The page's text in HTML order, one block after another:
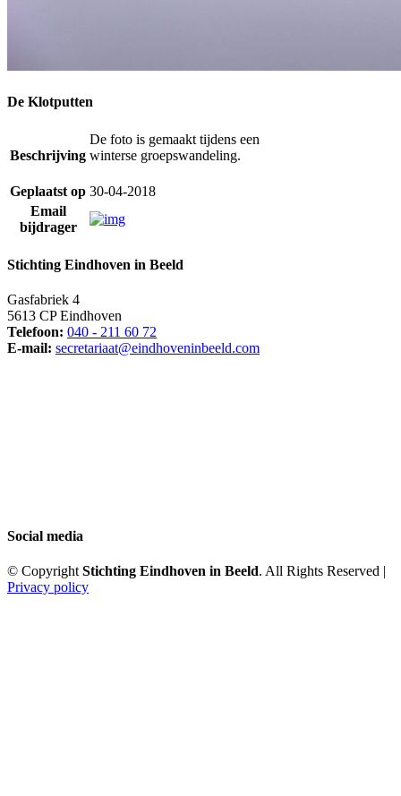
De Klotputten
Beschrijving
De foto is gemaakt tijdens een
winterse groepswandeling.
Geplaatst op 30-04-2018
Email
bijdrager
Stichting Eindhoven in Beeld
Gasfabriek 4
5613 CP Eindhoven
Telefoon: 040 - 211 60 72
E-mail: secretariaat@eindhoveninbeeld.com
Social media
© Copyright Stichting Eindhoven in Beeld. All Rights Reserved |
Privacy policy